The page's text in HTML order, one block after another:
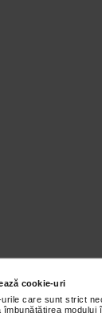
cookie-uri
urile care sunt strict
îmbunătățirea